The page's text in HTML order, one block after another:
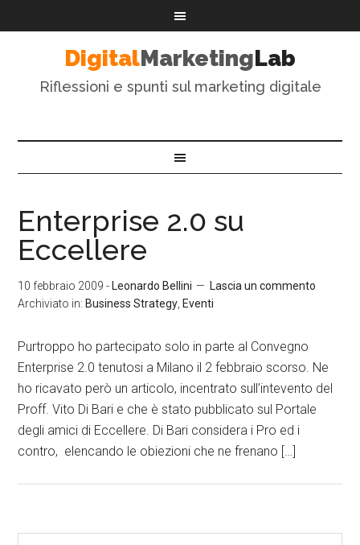
DigitalMarketingLab
Riflessioni e spunti sul marketing digitale
Enterprise 2.0 su
Eccellere
10 febbraio 2009 - Leonardo Bellini
Lascia un commento
Archiviato in: Business Strategy Eventi
Purtroppo ho partecipato solo in parte al Convegno
Enterprise 2.0 tenutosi a Milano il 2 febbraio scorso. Ne
ho ricavato però un articolo, incentrato sull’intevento del
Proff. Vito Di Bari e che è stato pubblicato sul Portale
degli amici di Eccellere. Di Bari considera i Pro ed i
contro, elencando le obiezioni che ne frenano […]